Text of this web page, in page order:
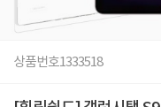
상품번호1333518